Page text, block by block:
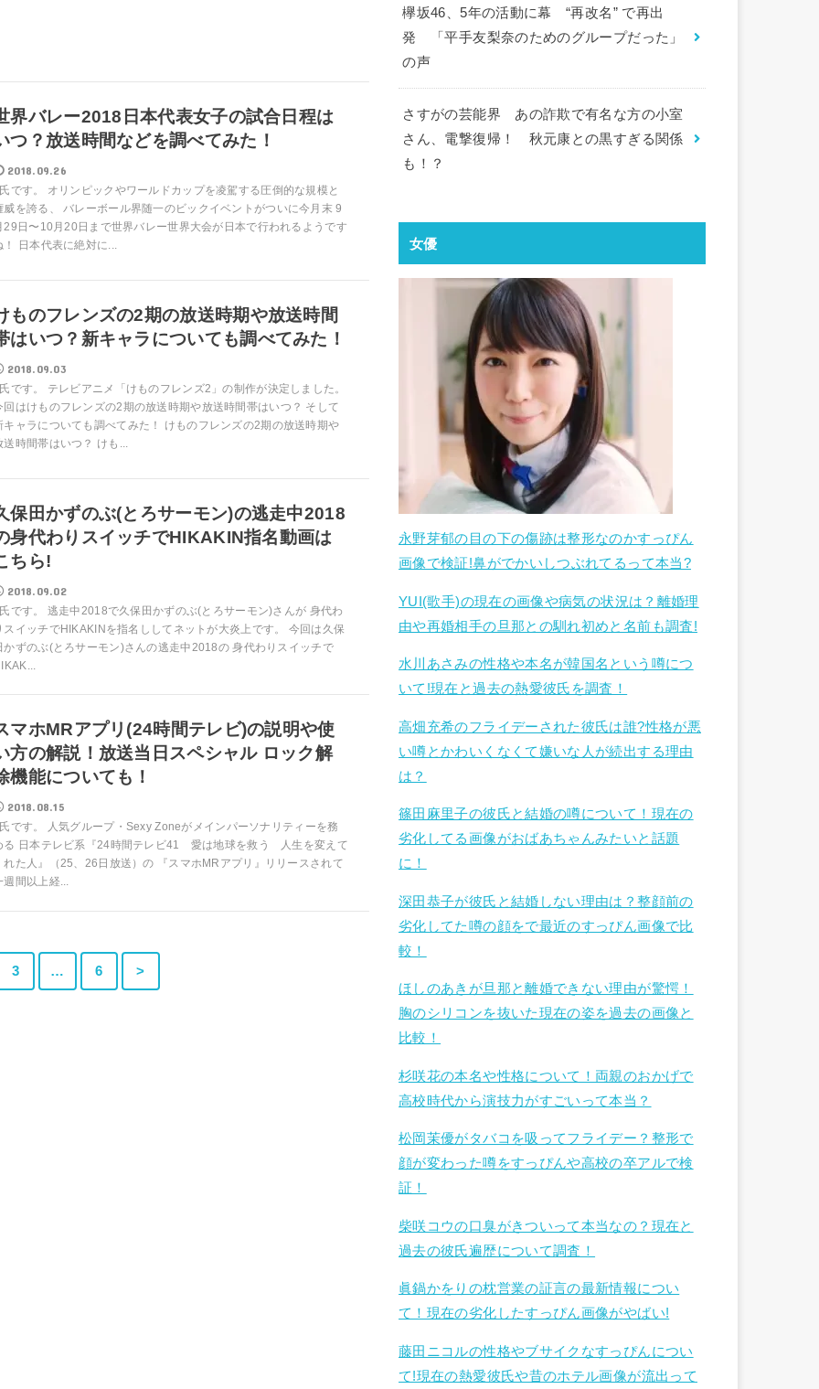
界バレー2018日本代表女子の試合日程は
つ？放送時間などを調べてみた！
2018.09.26
です。 オリンピックやワールドカップを凌駕する圧倒的な規模と
威を誇る、 バレーボール界随一のビックイベントがついに今月末 9
29日〜10月20日まで世界バレー世界大会が日本で行われるようです
！ 日本代表に絶対に...
ものフレンズの2期の放送時期や放送時間
はいつ？新キャラについても調べてみた！
2018.09.03
です。 テレビアニメ「けものフレンズ2」の制作が決定しました。
回はけものフレンズの2期の放送時期や放送時間帯はいつ？ そして
キャラについても調べてみた！ けものフレンズの2期の放送時期や
送時間帯はいつ？ けも...
保田かずのぶ(とろサーモン)の逃走中2018
身代わりスイッチでHIKAKIN指名動画は
ちら!
2018.09.02
です。 逃走中2018で久保田かずのぶ(とろサーモン)さんが 身代わ
スイッチでHIKAKINを指名ししてネットが大炎上です。 今回は久保
かずのぶ(とろサーモン)さんの逃走中2018の 身代わりスイッチで
マホMRアプリ(24時間テレビ)の説明や使
方の解説！放送当日スペシャル ロック解
機能についても！
2018.08.15
です。 人気グループ・Sexy Zoneがメインパーソナリティーを務
る 日本テレビ系『24時間テレビ41 愛は地球を救う 人生を変えて
れた人』（25、26日放送）の 『スマホMRアプリ』リリースされて
週間以上経...
3 … 6 >
欅坂46、5年の活動に幕 “再改名” で再出
発 「平手友梨奈のためのグループだった」
の声
さすがの芸能界 あの詐欺で有名な方の小室
さん、電撃復帰！ 秋元康との黒すぎる関係
も！？
女優
永野芽郁の目の下の傷跡は整形なのかすっぴん
画像で検証!鼻がでかいしつぶれてるって本当?
YUI(歌手)の現在の画像や病気の状況は？離婚理
由や再婚相手の旦那との馴れ初めと名前も調査!
水川あさみの性格や本名が韓国名という噂につ
いて!現在と過去の熱愛彼氏を調査！
高畑充希のフライデーされた彼氏は誰?性格が悪
い噂とかわいくなくて嫌いな人が続出する理由
は？
篠田麻里子の彼氏と結婚の噂について！現在の
劣化してる画像がおばあちゃんみたいと話題
に！
深田恭子が彼氏と結婚しない理由は？整顔前の
劣化してた噂の顔をで最近のすっぴん画像で比
較！
ほしのあきが旦那と離婚できない理由が驚愕！
胸のシリコンを抜いた現在の姿を過去の画像と
比較！
杉咲花の本名や性格について！両親のおかげで
高校時代から演技力がすごいって本当？
松岡茉優がタバコを吸ってフライデー？整形で
顔が変わった噂をすっぴんや高校の卒アルで検
証！
柴咲コウの口臭がきついって本当なの？現在と
過去の彼氏遍歴について調査！
眞鍋かをりの枕営業の証言の最新情報につい
て！現在の劣化したすっぴん画像がやばい!
藤田ニコルの性格やブサイクなすっぴんについ
て!現在の熱愛彼氏や昔のホテル画像が流出って